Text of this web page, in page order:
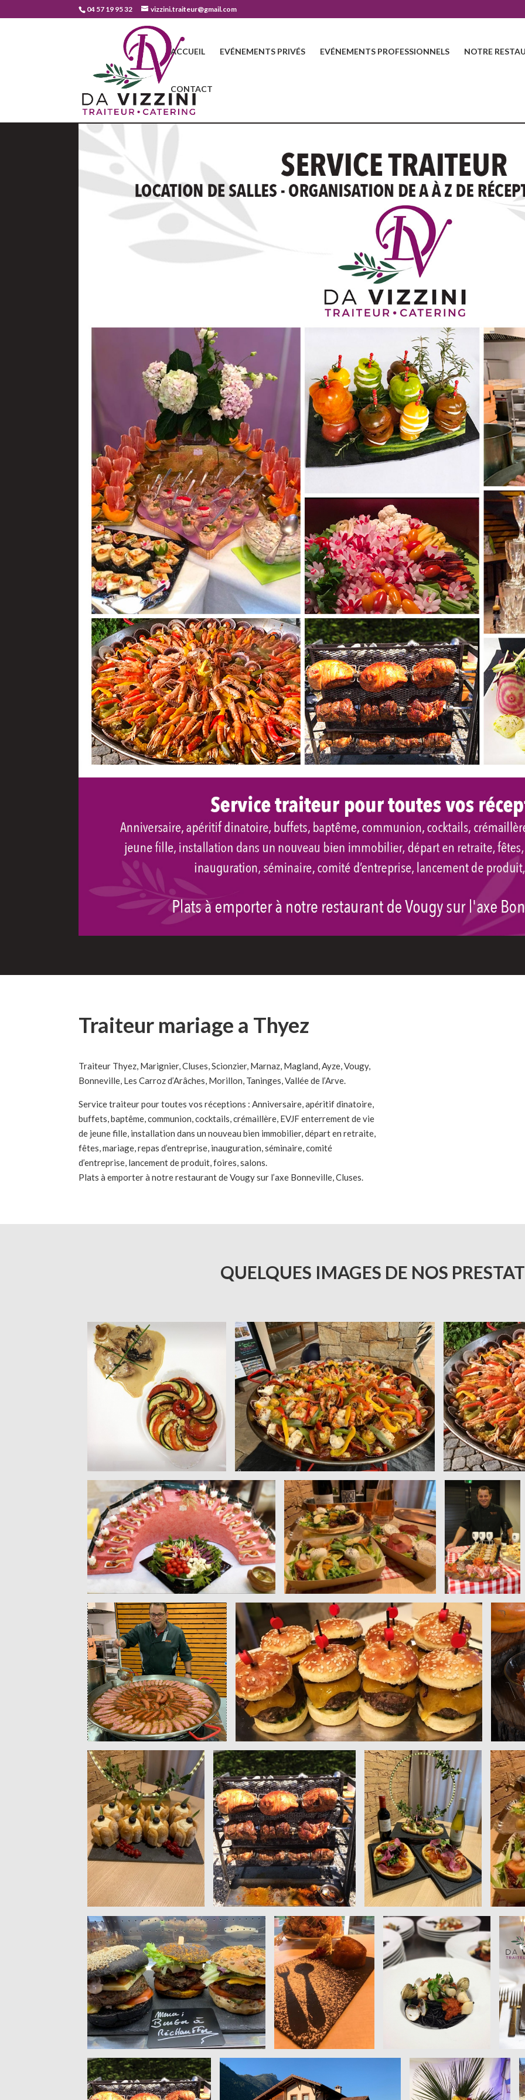
04 57 19 95 32 vizzini.traiteur@gmail.com
ACCUEIL EVÉNEMENTS PRIVÉS EVÉNEMENTS PROFESSIONNELS NOTRE
CONTACT
Traiteur mariage a Thyez
Traiteur Thyez, Marignier, Cluses, Scionzier, Marnaz, Magland, Ayze, Vougy,
Bonneville, Les Carroz d’Arâches, Morillon, Taninges, Vallée de l’Arve.
Service traiteur pour toutes vos réceptions : Anniversaire, apéritif dinatoire,
buffets, baptême, communion, cocktails, crémaillère, EVJF enterrement de vie
de jeune fille, installation dans un nouveau bien immobilier, départ en retraite,
fêtes, mariage, repas d’entreprise, inauguration, séminaire, comité
d’entreprise, lancement de produit, foires, salons.
Plats à emporter à notre restaurant de Vougy sur l’axe Bonneville, Cluses.
QUELQUES IMAGES DE NOS